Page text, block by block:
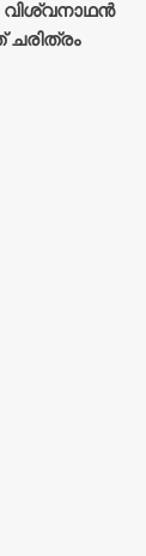
വിശ്വനാഥൻ